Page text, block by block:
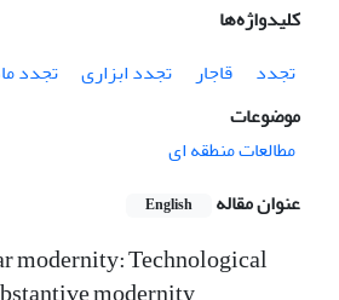
کلیدواژه‌ها
تجدد
قاجار تجدد ابزاری
تجدد
موضوعات
مطالعات منطقه ای
عنوان مقاله
English
modernity: Technological